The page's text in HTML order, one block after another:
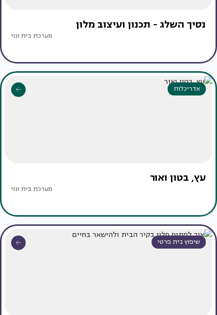
נסיך השלג - תכנון ועיצוב מלון
מערכת בית ונוי
אדריכלות
עץ, בטון ואור
מערכת בית ונוי
שיפוץ בית פרטי